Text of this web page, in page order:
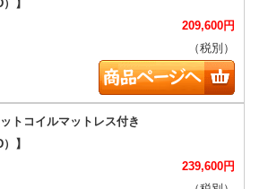
209,600円
（税別）
239,600円